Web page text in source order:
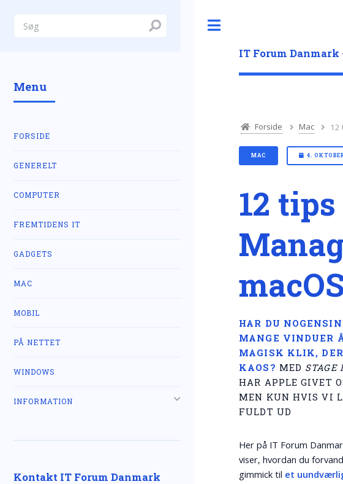
IT Forum Danmark
Forside Mac 12
MAC 4.
12
HAR DU
MANGE VINDUER
MAGISK KLIK,
KAOS? MED STAGE
HAR APPLE GIVET
MEN KUN HVIS VI
FULDT UD
Her på IT Forum
viser, hvordan du
gimmick til et
Menu
FORSIDE
GENERELT
COMPUTER
FREMTIDENS IT
GADGETS
MAC
MOBIL
PÅ NETTET
WINDOWS
INFORMATION
Kontakt IT Forum Danmark